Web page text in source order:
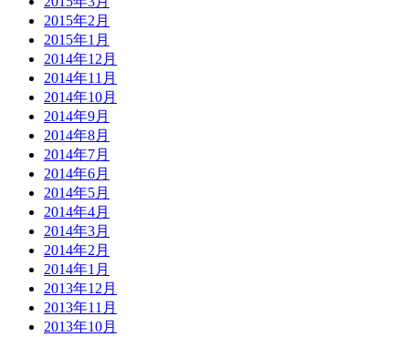
2015年2月
2015年1月
2014年12月
2014年11月
2014年10月
2014年9月
2014年8月
2014年7月
2014年6月
2014年5月
2014年4月
2014年3月
2014年2月
2014年1月
2013年12月
2013年11月
2013年10月